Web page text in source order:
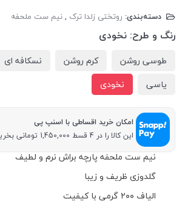
دسته‌بندی: روتختی زلدا ترک ,نیم ست ملحفه
رنگ و طرح: نخودی
طوسی روشن کرم روشن نسکافه ای
یاسی
نخودی
امکان خرید اقساطی با اسنپ پی
این کالا را در 4 قسط 1,450,000 تومانی بخرید
نیم ست ملحفه پارچه براش نرم و لطیف
گلدوزی ظریف و زیبا
الیاف ۲۰۰ گرمی با کیفیت